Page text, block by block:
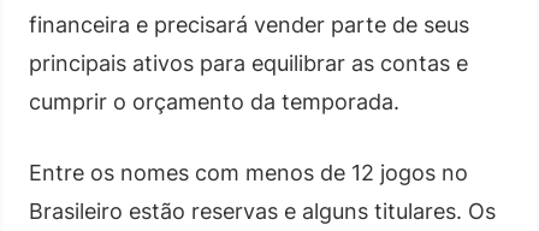
financeira e precisará vender parte de seus
principais ativos para equilibrar as contas e
cumprir o orçamento da temporada.
Entre os nomes com menos de 12 jogos no
Brasileiro estão reservas e alguns titulares. Os